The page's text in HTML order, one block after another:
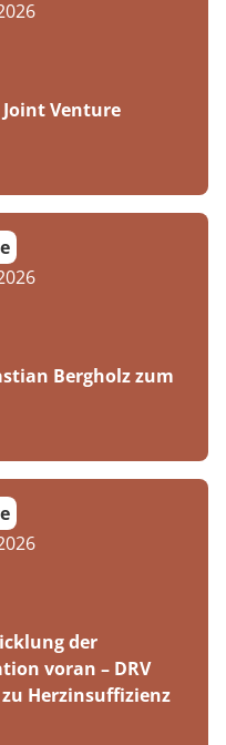
Joint Venture
Bergholz zum
der
voran – DRV
Herzinsuffizienz